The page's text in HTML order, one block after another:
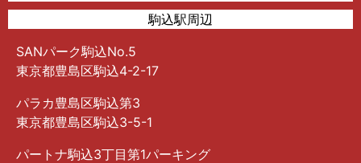
駒込駅周辺
SANパーク駒込No.5
東京都豊島区駒込4-2-17
パラカ豊島区駒込第3
東京都豊島区駒込3-5-1
パートナ駒込3丁目第1パーキング